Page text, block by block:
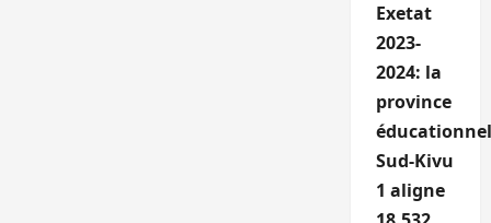
Exetat
2023-
2024: la
province
Sud-Kivu
1 aligne